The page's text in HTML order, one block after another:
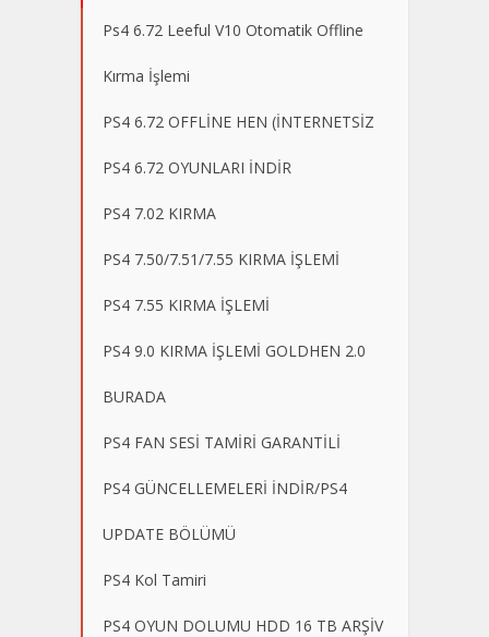
Ps4 6.72 Leeful V10 Otomatik Offline
Kırma İşlemi
PS4 6.72 OFFLİNE HEN (İNTERNETSİZ
PS4 6.72 OYUNLARI İNDİR
PS4 7.02 KIRMA
PS4 7.50/7.51/7.55 KIRMA İŞLEMİ
PS4 7.55 KIRMA İŞLEMİ
PS4 9.0 KIRMA İŞLEMİ GOLDHEN 2.0
BURADA
PS4 FAN SESİ TAMİRİ GARANTİLİ
PS4 GÜNCELLEMELERİ İNDİR/PS4
UPDATE BÖLÜMÜ
PS4 Kol Tamiri
PS4 OYUN DOLUMU HDD 16 TB ARŞİV